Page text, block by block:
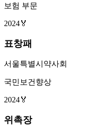
보험 부문
2024🏅
표창패
서울특별시약사회
국민보건향상
2024🏅
위촉장